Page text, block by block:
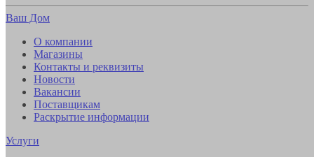
Ваш Дом
О компании
Магазины
Контакты и реквизиты
Новости
Вакансии
Поставщикам
Раскрытие информации
Услуги